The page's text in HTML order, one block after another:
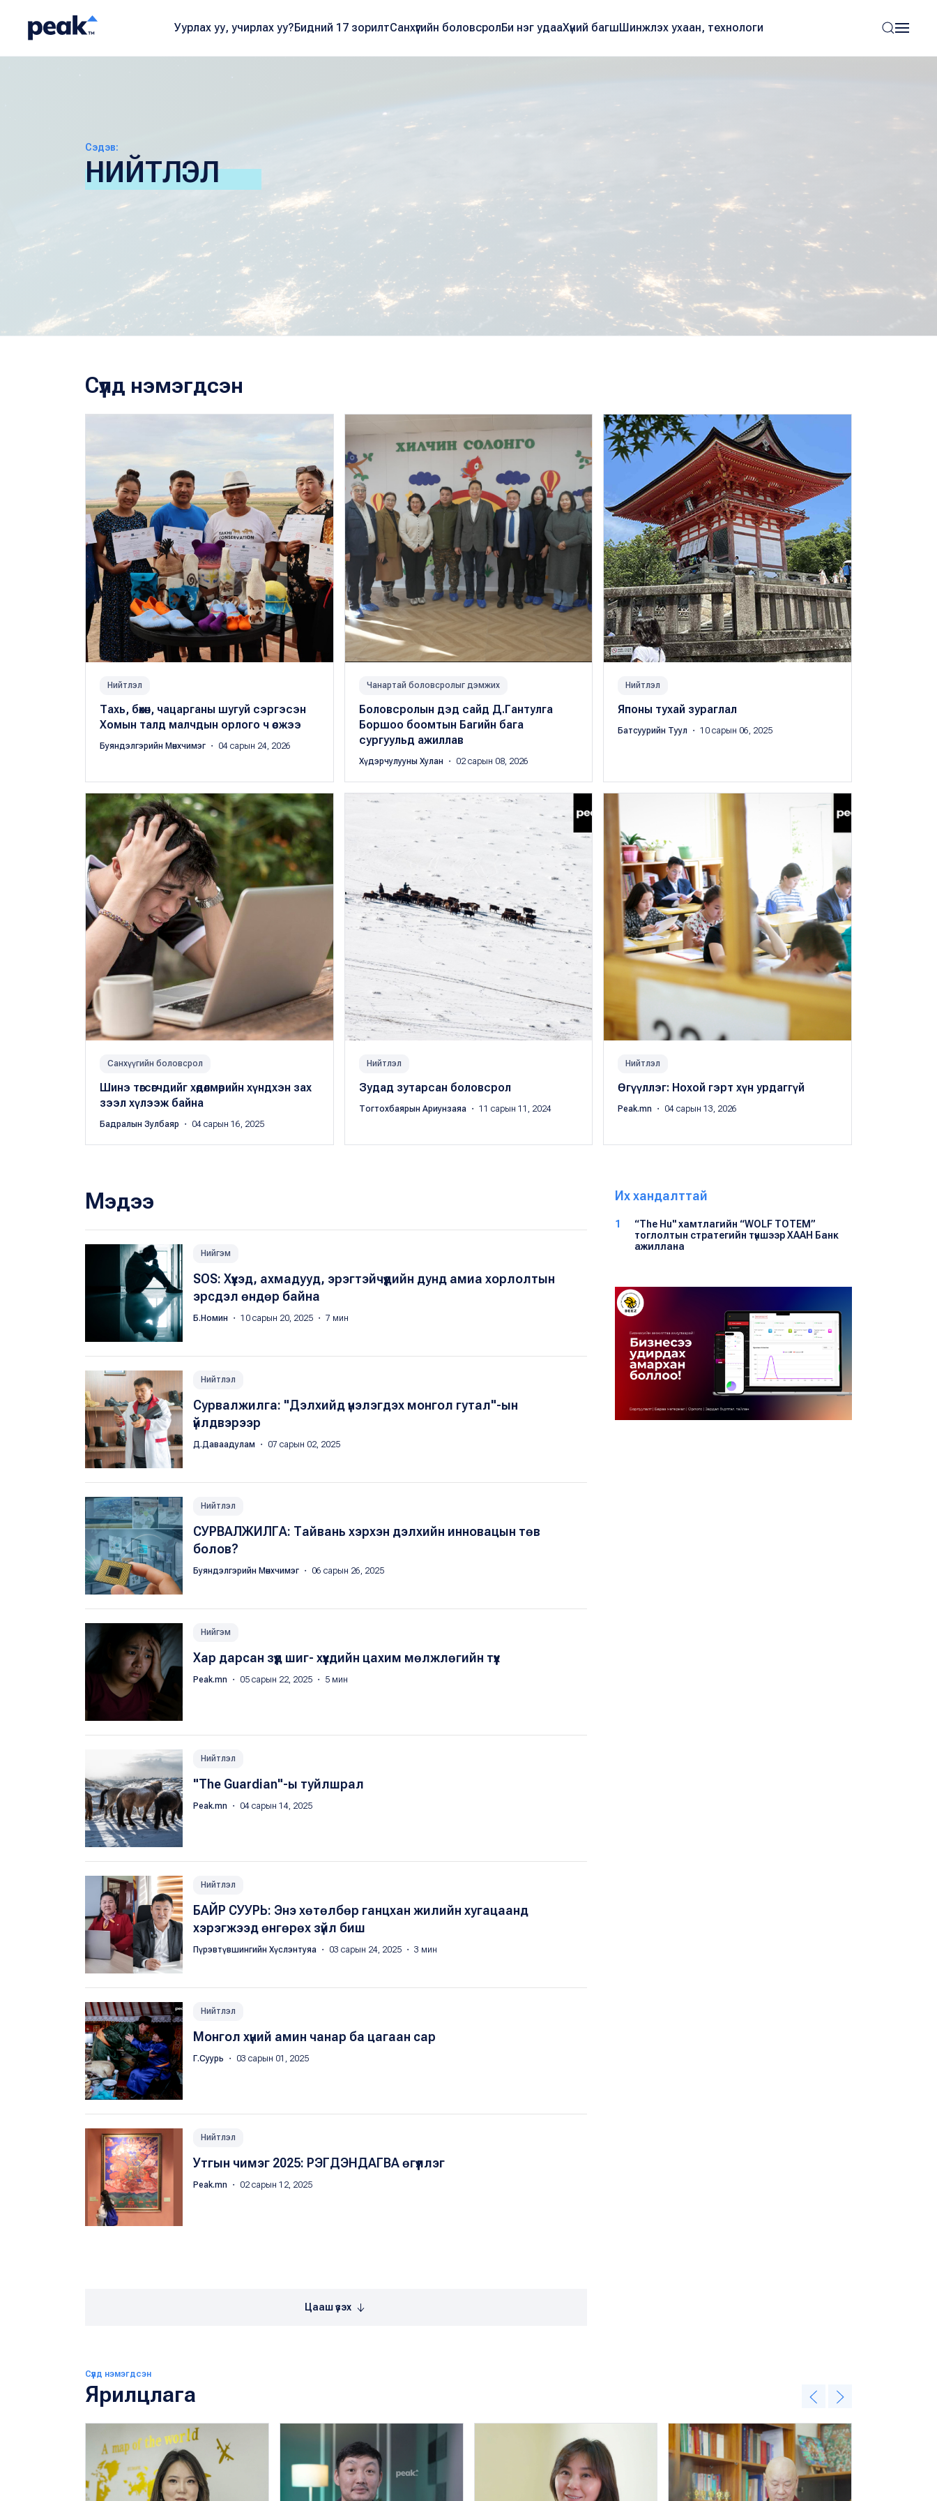
Уурлах уу, учирлах уу?Бидний 17 зорилтСанхүүгийн боловсролБи нэг удааХүний багшШинжлэх ухаан, технологи
Сэдэв:
НИЙТЛЭЛ
Сүүлд нэмэгдсэн
Нийтлэл
Тахь, бөхөн, чацарганы шугуй сэргэсэн
Хомын талд малчдын орлого ч өсжээ
Буяндэлгэрийн Мөнхчимэг ・ 04 сарын 24, 2026
Чанартай боловсролыг дэмжих
Боловсролын дэд сайд Д.Гантулга
Боршоо боомтын Багийн бага
сургуульд ажиллав
Хүдэрчулууны Хулан ・ 02 сарын 08, 2026
Нийтлэл
Японы тухай зураглал
Батсуурийн Туул ・ 10 сарын 06, 2025
Санхүүгийн боловсрол
Шинэ төгсөгчдийг хөдөлмөрийн хүндхэн зах
зээл хүлээж байна
Бадралын Зулбаяр ・ 04 сарын 16, 2025
Нийтлэл
Зудад зутарсан боловсрол
Тогтохбаярын Ариунзаяа ・ 11 сарын 11, 2024
Нийтлэл
Өгүүллэг: Нохой гэрт хүн урдаггүй
Peak.mn ・ 04 сарын 13, 2026
Мэдээ
Нийгэм
SOS: Хүүхэд, ахмадууд, эрэгтэйчүүдийн дунд амиа хорлолтын
эрсдэл өндөр байна
Б.Номин ・ 10 сарын 20, 2025 ・ 7 мин
Нийтлэл
Сурвалжилга: "Дэлхийд үнэлэгдэх монгол гутал"-ын
үйлдвэрээр
Д.Даваадулам ・ 07 сарын 02, 2025
Нийтлэл
СУРВАЛЖИЛГА: Тайвань хэрхэн дэлхийн инновацын төв
болов?
Буяндэлгэрийн Мөнхчимэг ・ 06 сарын 26, 2025
Нийгэм
Хар дарсан зүүд шиг- хүүхдийн цахим мөлжлөгийн түүх
Peak.mn ・ 05 сарын 22, 2025 ・ 5 мин
Нийтлэл
"The Guardian"-ы туйлшрал
Peak.mn ・ 04 сарын 14, 2025
Нийтлэл
БАЙР СУУРЬ: Энэ хөтөлбөр ганцхан жилийн хугацаанд
хэрэгжээд өнгөрөх зүйл биш
Пүрэвтүвшингийн Хүслэнтуяа ・ 03 сарын 24, 2025 ・ 3 мин
Нийтлэл
Монгол хүний амин чанар ба цагаан сар
Г.Суурь ・ 03 сарын 01, 2025
Нийтлэл
Утгын чимэг 2025: РЭГДЭНДАГВА өгүүллэг
Peak.mn ・ 02 сарын 12, 2025
Цааш үзэх
Их хандалттай
1
“The Hu" хамтлагийн “WOLF TOTEM”
тоглолтын стратегийн түншээр ХААН Банк
ажиллана
Сүүлд нэмэгдсэн
Ярилцлага